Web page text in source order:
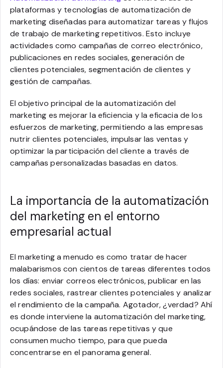
plataformas y tecnologías de automatización de
marketing diseñadas para automatizar tareas y flujos
de trabajo de marketing repetitivos. Esto incluye
actividades como campañas de correo electrónico,
publicaciones en redes sociales, generación de
clientes potenciales, segmentación de clientes y
gestión de campañas.
El objetivo principal de la automatización del
marketing es mejorar la eficiencia y la eficacia de los
esfuerzos de marketing, permitiendo a las empresas
nutrir clientes potenciales, impulsar las ventas y
optimizar la participación del cliente a través de
campañas personalizadas basadas en datos.
La importancia de la automatización
del marketing en el entorno
empresarial actual
El marketing a menudo es como tratar de hacer
malabarismos con cientos de tareas diferentes todos
los días: enviar correos electrónicos, publicar en las
redes sociales, rastrear clientes potenciales y analizar
el rendimiento de la campaña. Agotador, ¿verdad? Ahí
es donde interviene la automatización del marketing,
ocupándose de las tareas repetitivas y que
consumen mucho tiempo, para que pueda
concentrarse en el panorama general.